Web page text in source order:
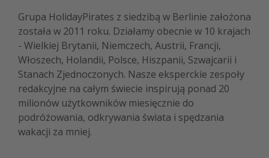
Noclegi z prywatnym jacuzzi w pokoju/na tarasie
Weekend dla dwojga
City Break
Hotele SPA i wellness
Sylwester za granicą
Wyjazd na narty
Wyjazdy na Majówkę
Grupa HolidayPirates z siedzibą w Berlinie założona
została w 2011 roku. Działamy obecnie w 10 krajach
- Wielkiej Brytanii, Niemczech, Austrii, Francji,
Włoszech, Holandii, Polsce, Hiszpanii, Szwajcarii i
Stanach Zjednoczonych. Nasze eksperckie zespoły
redakcyjne na całym świecie inspirują ponad 20
milionów użytkowników miesięcznie do
podróżowania, odkrywania świata i spędzania
wakacji za mniej.